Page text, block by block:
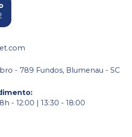
- 789 Fundos, Blumenau - SC
:
- 12:00 | 13:30 - 18:00